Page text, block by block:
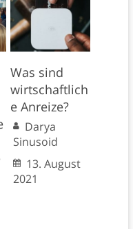
Was sind
wirtschaftlich
e Anreize?
Darya
Sinusoid
13. August
2021